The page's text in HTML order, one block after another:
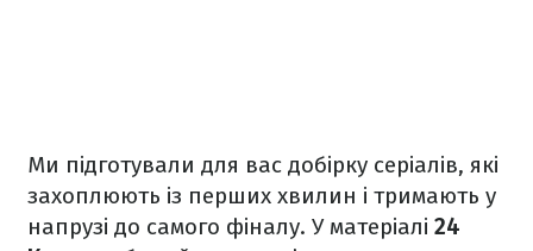
Ми підготували для вас добірку серіалів, які
захоплюють із перших хвилин і тримають у
напрузі до самого фіналу. У матеріалі 24